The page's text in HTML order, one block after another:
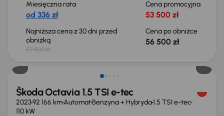
Miesięczna rata
od 336 zł
Cena promocyjna
53 500 zł
Najniższa cena z 30 dni przed
obniżką
57 500 zł
Cena po obniżce
56 500 zł
Możliwość odliczenia VAT
Škoda Octavia 1.5 TSI e-tec
202392 166 kmAutomatBenzyna + Hybryda1.5 TSI e-tec
110 kW